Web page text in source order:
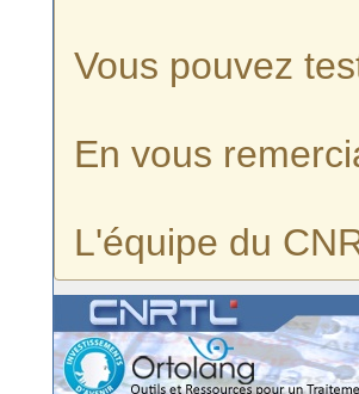
Vous pouvez
En vous
L'équipe du